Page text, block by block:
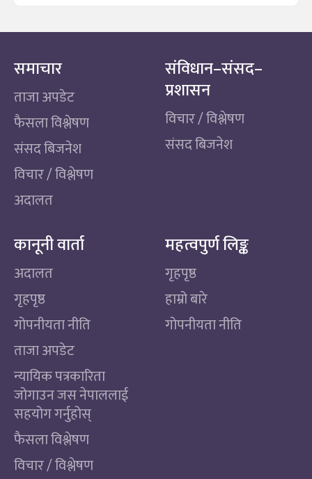
समाचार
ताजा अपडेट
फैसला विश्लेषण
संसद बिजनेश
विचार / विश्लेषण
अदालत
संविधान–संसद–
प्रशासन
विचार / विश्लेषण
संसद बिजनेश
कानूनी वार्ता
अदालत
गृहपृष्ठ
गोपनीयता नीति
ताजा अपडेट
न्यायिक पत्रकारिता
जोगाउन जस नेपाललाई
सहयोग गर्नुहोस्
फैसला विश्लेषण
विचार / विश्लेषण
महत्वपुर्ण लिङ्क
गृहपृष्ठ
हाम्रो बारे
गोपनीयता नीति